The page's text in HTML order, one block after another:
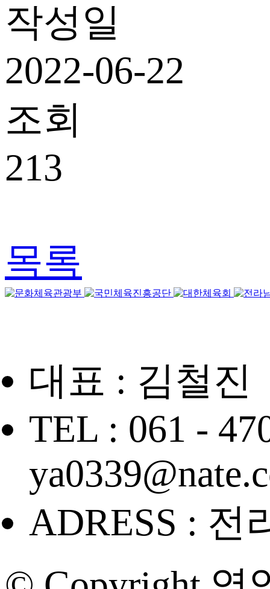
작성일
2022-06-22
조회
213
목록
대표 : 김철진
TEL : 061 -
ADRESS : 전